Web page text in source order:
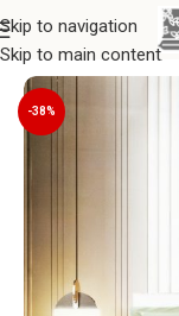
Skip to navigation
Skip to main content
Sākums/Gultas veļa
-38%